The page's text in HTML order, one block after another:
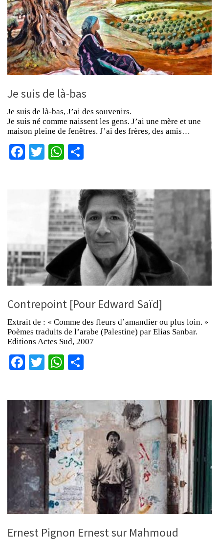
Je suis de là-bas
Je suis de là-bas, J’ai des souvenirs.
Je suis né comme naissent les gens. J’ai une mère et une
maison pleine de fenêtres. J’ai des frères, des amis…
Facebook
TwitterWhatsApp
Contrepoint [Pour Edward Saïd]
Extrait de : « Comme des fleurs d’amandier ou plus loin. »
Poèmes traduits de l’arabe (Palestine) par Elias Sanbar.
Editions Actes Sud, 2007
Facebook
TwitterWhatsApp
Ernest Pignon Ernest sur Mahmoud